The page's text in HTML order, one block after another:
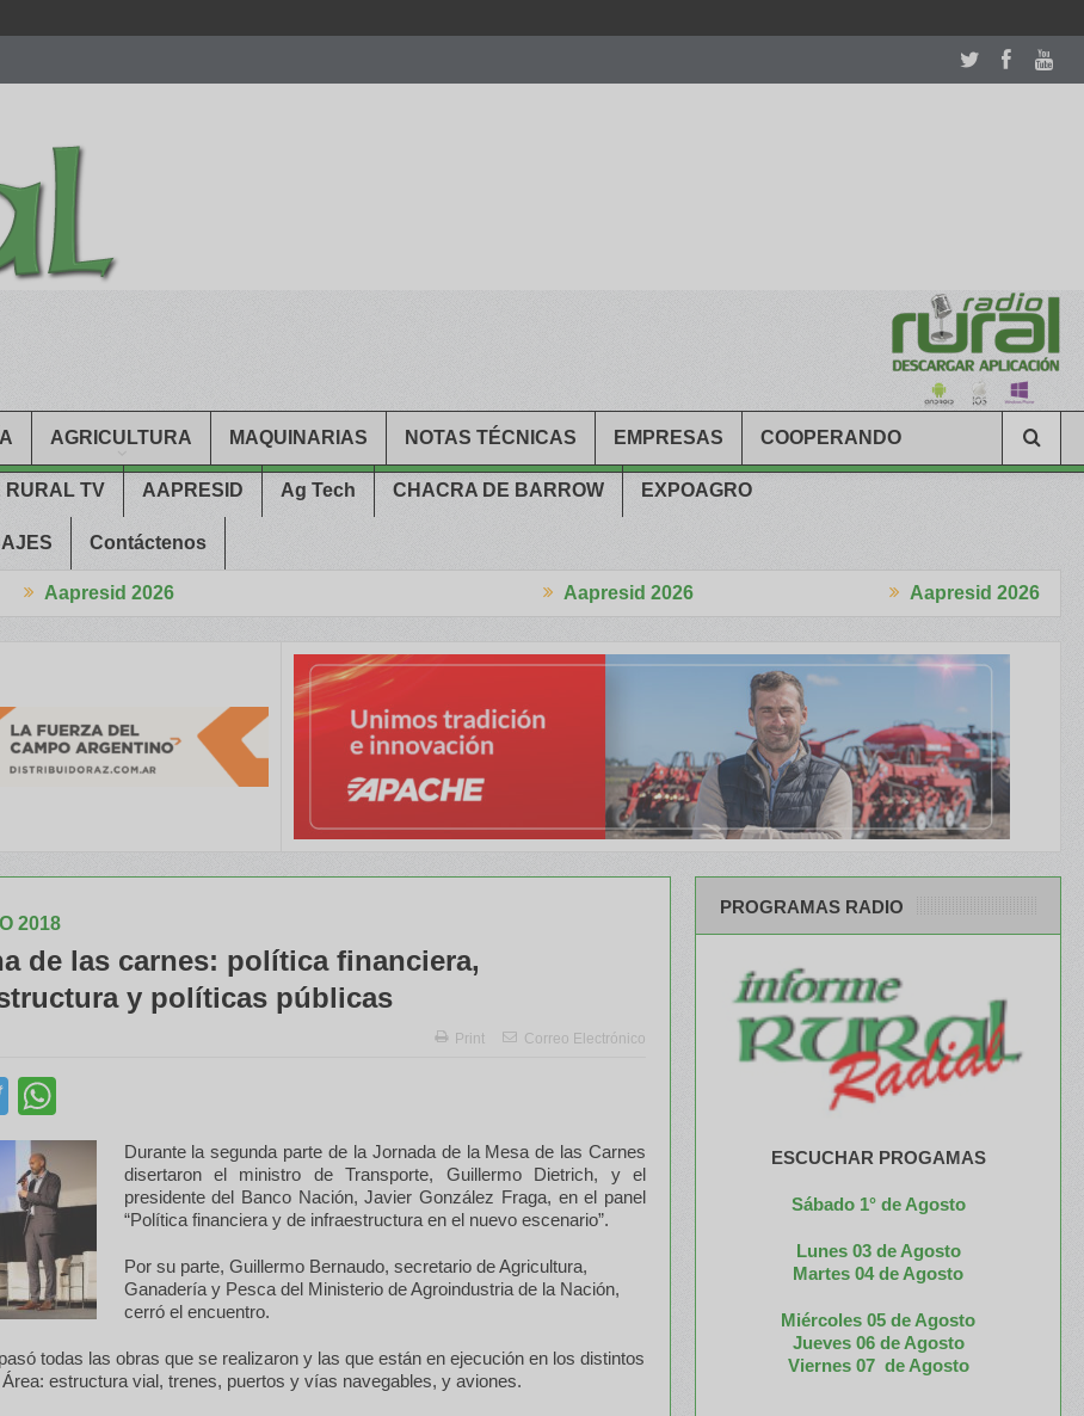
patekphilippe.to
AGRICULTURA MAQUINARIAS NOTAS TÉCNICAS EMPRESAS COOPERANDO
RURAL TV AAPRESID Ag Tech CHACRA DE BARROW EXPOAGRO
Contáctenos
Aapresid 2026 Aapresid 2026
2018
de las carnes: política financiera,
y políticas públicas
Print Correo Electrónico
Twitter
Durante la segunda parte de la Jornada de la Mesa de las Carnes
disertaron el ministro de Transporte, Guillermo Dietrich, y el
presidente del Banco Nación, Javier González Fraga, en el panel
“Política financiera y de infraestructura en el nuevo escenario”.
Por su parte, Guillermo Bernaudo, secretario de Agricultura,
Ganadería y Pesca del Ministerio de Agroindustria de la Nación,
cerró el encuentro.
todas las obras que se realizaron y las que están en ejecución en los distintos
estructura vial, trenes, puertos y vías navegables, y aviones.
PROGRAMAS RADIO
ESCUCHAR PROGAMAS
Sábado 1° de Agosto
Lunes 03 de Agosto
Martes 04 de Agosto
Miércoles 05 de Agosto
Jueves 06 de Agosto
Viernes 07 de Agosto